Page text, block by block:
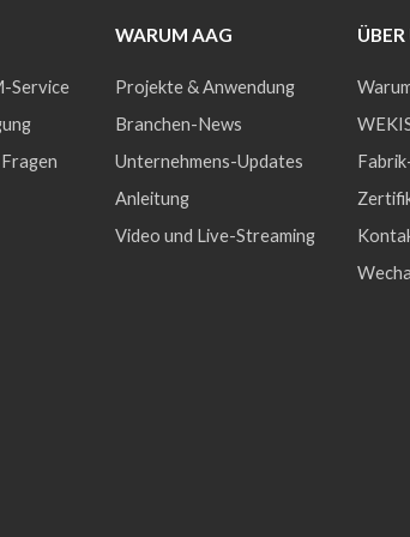
Service
WARUM AAG
Projekte & Anwendung
Branchen-News
Unternehmens-Updates
Anleitung
Video und Live-Streaming
ÜBER